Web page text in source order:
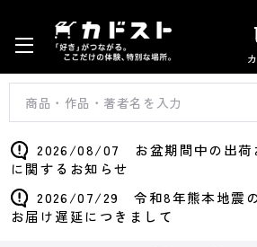
2026/08/07 お盆期間中の出荷
に関するお知らせ
2026/07/29 令和8年熊本地震
お届け遅延につきまして